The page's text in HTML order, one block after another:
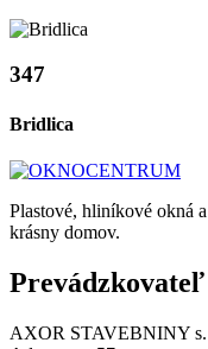
347
Bridlica
Plastové, hliníkové okná
krásny domov.
Prevádzkovateľ
AXOR STAVEBNINY s.